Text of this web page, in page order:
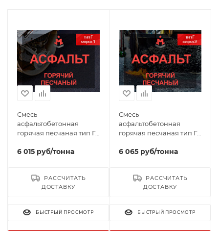
Смесь
асфальтобетонная
горячая песчаная тип Г
6 015 руб/тонна
РАССЧИТАТЬ
ДОСТАВКУ
БЫСТРЫЙ ПРОСМОТР
Смесь
асфальтобетонная
горячая песчаная тип Г
6 065 руб/тонна
РАССЧИТАТЬ
ДОСТАВКУ
БЫСТРЫЙ ПРОСМОТР